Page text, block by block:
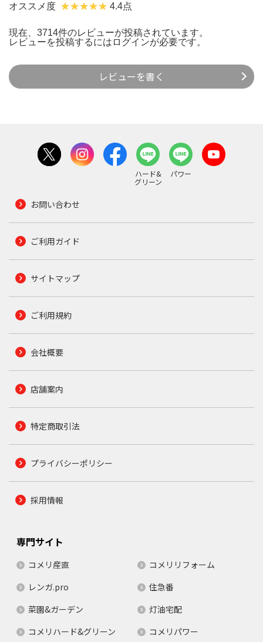
オススメ度 4.4点
現在、3714件のレビューが投稿されています。
レビューを投稿するには ログインが必要です。
レビューを書く
ハード&
グリーン
パワー
お問い合わせ
ご利用ガイド
サイトマップ
ご利用規約
会社概要
店舗案内
特定商取引法
プライバシーポリシー
採用情報
専門サイト
コメリ産直
コメリリフォーム
レンガ.pro
住急番
菜園&ガーデン
灯油宅配
コメリハード&グリーン
コメリパワー